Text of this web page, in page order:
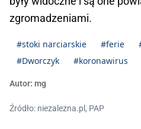
zgromadzeniami.
#stoki narciarskie #ferie
#Dworczyk
#koronawirus
Autor: mg
Źródło: niezalezna.pl, PAP